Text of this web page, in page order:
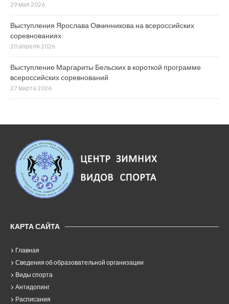
29 мая 2026
Выступления Ярослава Овчинникова на всероссийских
соревнованиях
20 апреля 2026
Выступление Маргариты Бельских в короткой программе
всероссийских соревнований
27 марта 2026
КАРТА САЙТА
Главная
Сведения об образовательной организации
Виды спорта
Антидопинг
Расписания